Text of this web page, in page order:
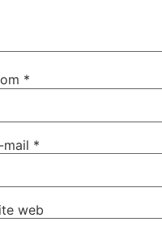
*
mail *
web